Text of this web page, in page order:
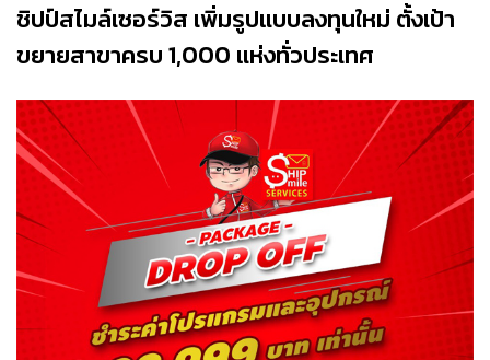
ชิปป์สไมล์เซอร์วิส เพิ่มรูปแบบลงทุนใหม่ ตั้งเป้า
ขยายสาขาครบ 1,000 แห่งทั่วประเทศ